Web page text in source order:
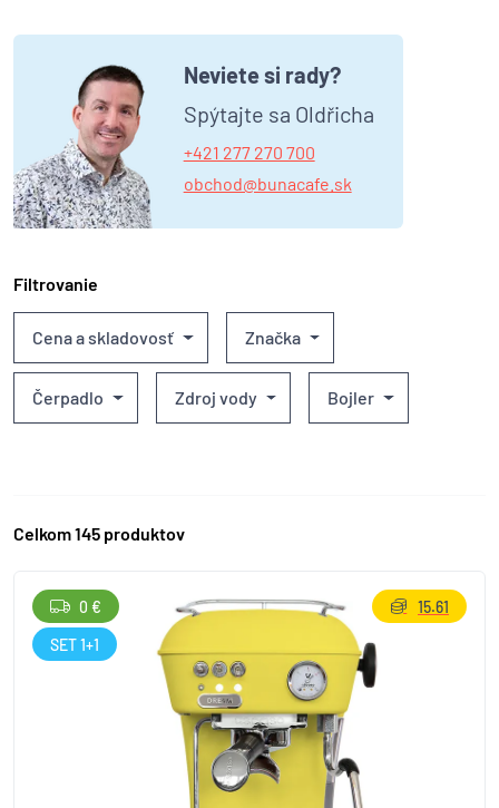
Neviete si rady?
Spýtajte sa Oldřicha
+421 277 270 700
obchod@bunacafe.sk
Filtrovanie
Cena a skladovosť Značka
Čerpadlo Zdroj vody Bojler
Celkom 145 produktov
0 €
SET 1+1
15.61